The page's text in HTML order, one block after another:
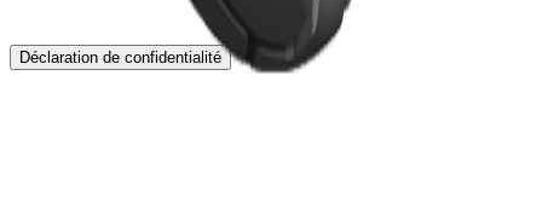
Déclaration de confidentialité